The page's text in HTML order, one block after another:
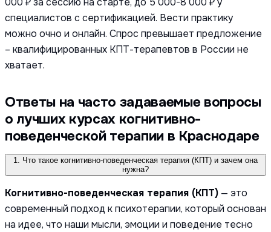
специалистов с сертификацией. Вести практику
можно очно и онлайн. Спрос превышает предложение
– квалифицированных КПТ-терапевтов в России не
хватает.
Ответы на часто задаваемые вопросы
о лучших курсах когнитивно-
поведенческой терапии в Краснодаре
1. Что такое когнитивно-поведенческая терапия (КПТ) и зачем она
нужна?
Когнитивно-поведенческая терапия (КПТ) — это
современный подход к психотерапии, который основан
на идее, что наши мысли, эмоции и поведение тесно